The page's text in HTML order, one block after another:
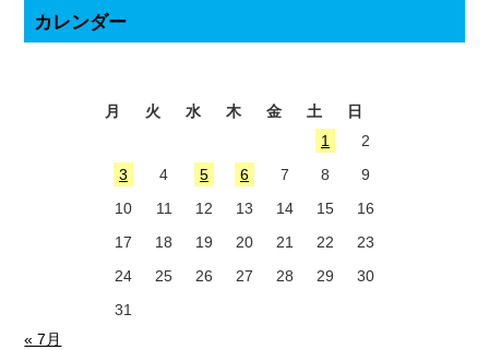
カレンダー
月 火 水 木 金 土
日
1
2
3
4 5 6 7 8
9
10
11 12 13 14 15
16
17
18 19 20 21 22
23
24
25 26 27 28 29
30
31
« 7月